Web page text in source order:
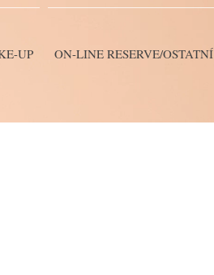
UP ON-LINE RESERVE/OSTATNÍ